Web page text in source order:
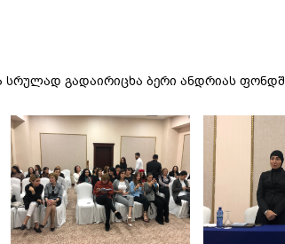
სრულად გადაირიცხა ბერი ანდრიას